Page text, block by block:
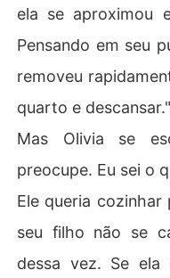
ela se aproximou
Pensando em seu
removeu
quarto e descansar."
Mas Olivia se
preocupe. Eu sei o
Ele queria
seu filho não se
dessa vez. Se ela